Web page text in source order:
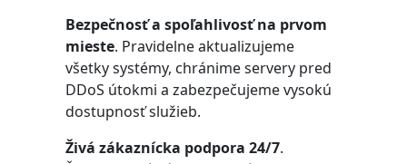
Bezpečnosť a spoľahlivosť na prvom
mieste. Pravidelne aktualizujeme
všetky systémy, chránime servery pred
DDoS útokmi a zabezpečujeme vysokú
dostupnosť služieb.
Živá zákaznícka podpora 24/7.